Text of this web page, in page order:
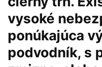
vysoké
ponúkajúca
podvodník, s